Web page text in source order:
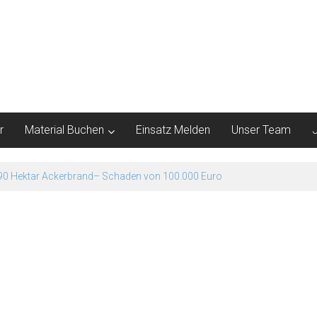
Material Buchen Einsatz Melden Unser Team
Menschen vorsorglich evakuiert